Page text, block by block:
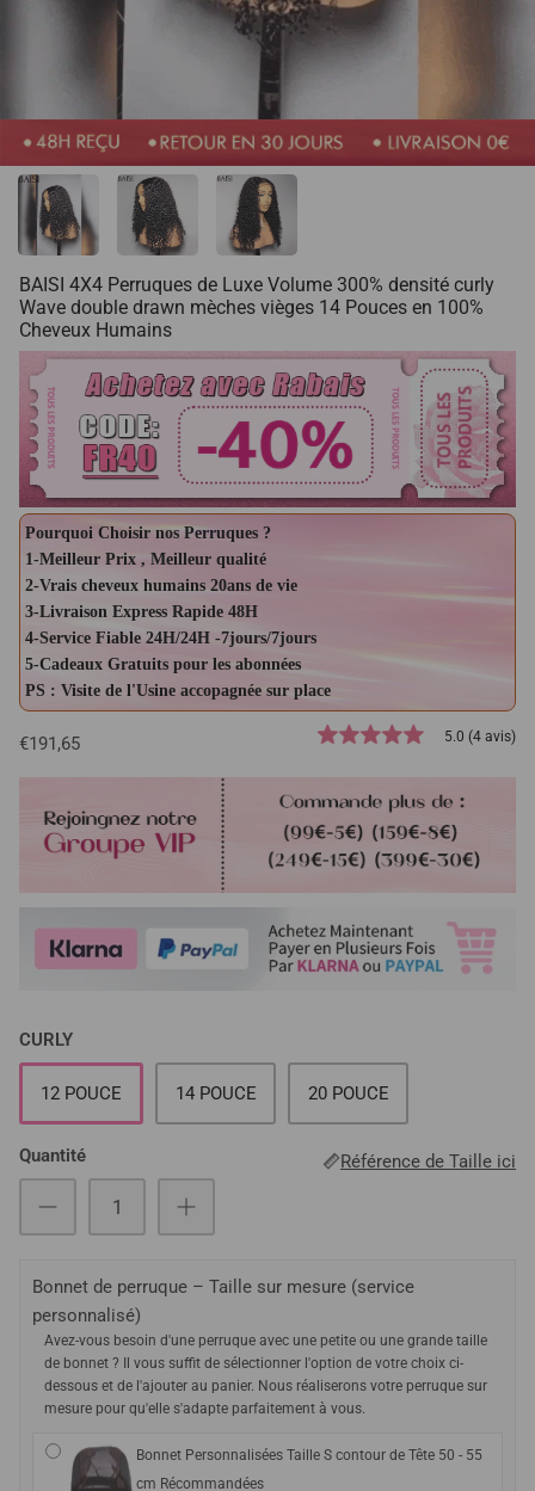
BAISI 4X4 Perruques de Luxe Volume 300% densité curly
Wave double drawn mèches vièges 14 Pouces en 100%
Cheveux Humains
Pourquoi Choisir nos Perruques ?
1-Meilleur Prix , Meilleur qualité
2-Vrais cheveux humains 20ans de vie
3-Livraison Express Rapide 48H
4-Service Fiable 24H/24H -7jours/7jours
5-Cadeaux Gratuits pour les abonnées
PS : Visite de l'Usine accopagnée sur place
€191,65 5.0 (4 avis)
CURLY
12 POUCE 14 POUCE 20 POUCE
Quantité Référence de Taille ici
Bonnet de perruque – Taille sur mesure (service
personnalisé)
Avez-vous besoin d'une perruque avec une petite ou une grande taille
de bonnet ? Il vous suffit de sélectionner l'option de votre choix ci-
dessous et de l'ajouter au panier. Nous réaliserons votre perruque sur
mesure pour qu'elle s'adapte parfaitement à vous.
Bonnet Personnalisées Taille S contour de Tête 50 - 55
cm Récommandées